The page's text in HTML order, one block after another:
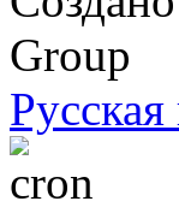
Group